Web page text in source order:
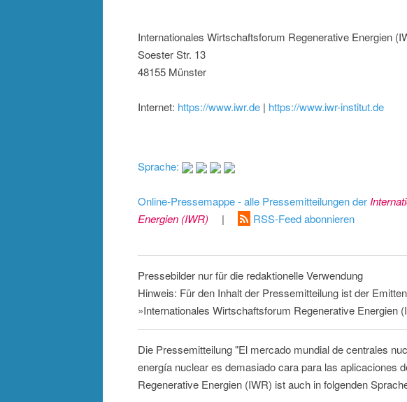
Internationales Wirtschaftsforum Regenerative Energien
Soester Str. 13
48155 Münster
Internet: https://www.iwr.de | https://www.iwr-institut.de
Sprache:
Online-Pressemappe - alle Pressemitteilungen der
Energien (IWR)
| RSS-Feed abonnieren
Pressebilder nur für die redaktionelle Verwendung
Hinweis: Für den Inhalt der Pressemitteilung ist der
»Internationales Wirtschaftsforum Regenerative Energien
Die Pressemitteilung "El mercado mundial de centrales
energía nuclear es demasiado cara para las aplicaciones
Regenerative Energien (IWR) ist auch in folgenden